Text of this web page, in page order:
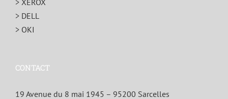
> XEROX
> DELL
> OKI
CONTACT
19 Avenue du 8 mai 1945 – 95200 Sarcelles